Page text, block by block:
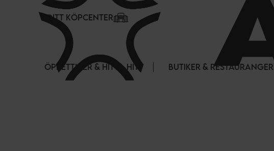
DITT KÖPCENTER
ÖPPETTIDER & HITTA HIT BUTIKER & RESTAURANGER
Cookie- hanteringspanel